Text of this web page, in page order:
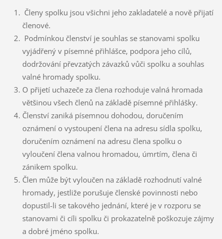
Členy spolku jsou všichni jeho zakladatelé a nově přijatí
členové.
Podmínkou členství je souhlas se stanovami spolku
vyjádřený v písemné přihlášce, podpora jeho cílů,
dodržování převzatých závazků vůči spolku a souhlas
valné hromady spolku.
O přijetí uchazeče za člena rozhoduje valná hromada
většinou všech členů na základě písemné přihlášky.
Členství zaniká písemnou dohodou, doručením
oznámení o vystoupení člena na adresu sídla spolku,
doručením oznámení na adresu člena spolku o
vyloučení člena valnou hromadou, úmrtím, člena či
zánikem spolku.
Člen může být vyloučen na základě rozhodnutí valné
hromady, jestliže porušuje členské povinnosti nebo
dopustil-li se takového jednání, které je v rozporu se
stanovami či cíli spolku či prokazatelně poškozuje zájmy
a dobré jméno spolku.